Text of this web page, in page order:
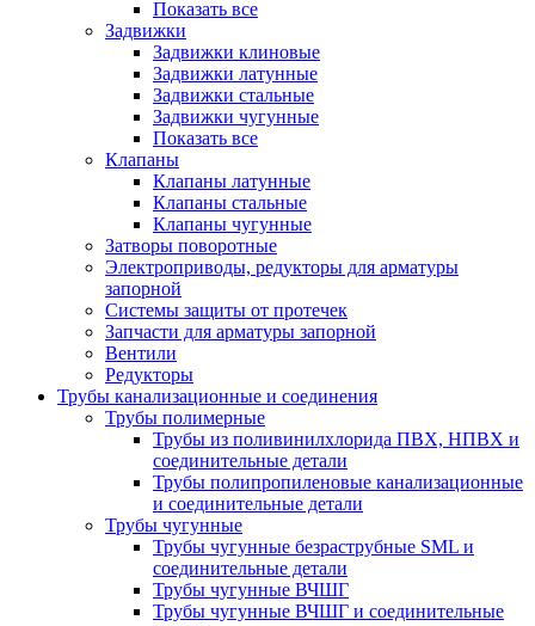
Показать все
Задвижки
Задвижки клиновые
Задвижки латунные
Задвижки стальные
Задвижки чугунные
Показать все
Клапаны
Клапаны латунные
Клапаны стальные
Клапаны чугунные
Затворы поворотные
Электроприводы, редукторы для арматуры
запорной
Системы защиты от протечек
Запчасти для арматуры запорной
Вентили
Редукторы
Трубы канализационные и соединения
Трубы полимерные
Трубы из поливинилхлорида ПВХ, НПВХ и
соединительные детали
Трубы полипропиленовые канализационные
и соединительные детали
Трубы чугунные
Трубы чугунные безраструбные SML и
соединительные детали
Трубы чугунные ВЧШГ
Трубы чугунные ВЧШГ и соединительные